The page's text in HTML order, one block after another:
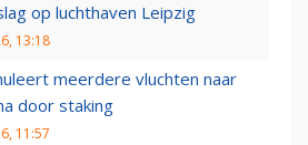
op luchthaven Leipzig
13:18
meerdere vluchten naar
door staking
11:57